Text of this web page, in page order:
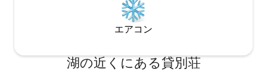
エアコン
湖の近くにある貸別荘